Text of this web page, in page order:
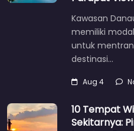
Kawasan
memiliki
untuk
destinasi…
Aug 4
10 Tempat
Sekitarnya: